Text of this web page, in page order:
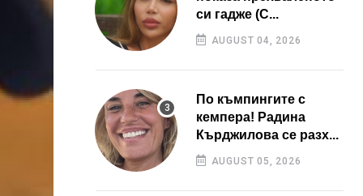
си гадже (С...
AUGUST 04, 2026
По къмпингите с
кемпера! Радина
Кърджилова се разх...
AUGUST 05, 2026